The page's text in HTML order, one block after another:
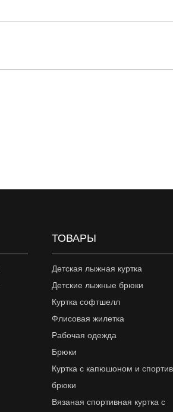
ТОВАРЫ
Детская лыжная куртка
Детские лыжные брюки
Куртка софтшелл
Флисовая жилетка
Рабочая одежда
Брюки
Куртка с капюшоном и
брюки
Вязаная спортивная куртка с